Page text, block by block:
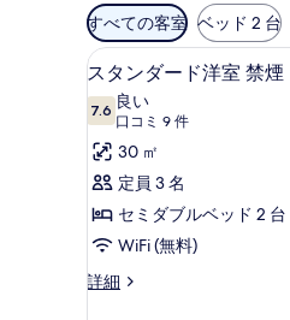
利
用
可
能
な
客
室
絞
り
込
すべての客室 ベッド 2 台
ス
タ
ン
ダ
ー
ド
洋
室
4
スタンダード洋室 禁煙
7.610 点中 7.6
良い
口コミ 9 件
(口
コ
ミ
9
件)
30 ㎡
定員 3 名
セミダブルベッド 2 台
WiFi (無料)
詳細
ス